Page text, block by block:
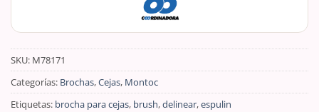
SKU: M78171
Categorías: Brochas,Cejas, Montoc
Etiquetas: brocha para cejas, brush,delinear,espulin